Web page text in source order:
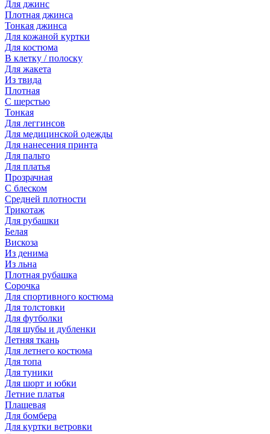
Для джинс
Плотная джинса
Тонкая джинса
Для кожаной куртки
Для костюма
В клетку / полоску
Для жакета
Из твида
Плотная
С шерстью
Тонкая
Для леггинсов
Для медицинской одежды
Для нанесения принта
Для пальто
Для платья
Прозрачная
С блеском
Средней плотности
Трикотаж
Для рубашки
Белая
Вискоза
Из денима
Из льна
Плотная рубашка
Сорочка
Для спортивного костюма
Для толстовки
Для футболки
Для шубы и дубленки
Летняя ткань
Для летнего костюма
Для топа
Для туники
Для шорт и юбки
Летние платья
Плащевая
Для бомбера
Для куртки ветровки